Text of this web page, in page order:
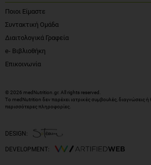
Ποιοι Είμαστε
Συντακτική Ομάδα
Διαιτολογικά Γραφεία
e- Βιβλιοθήκη
Επικοινωνία
© 2026 medNutrition.gr. All rights reserved.
Το medNutrition δεν παρέχει ιατρικές συμβουλές, διαγνώσεις ή
περισσότερες πληροφορίες
DESIGN:
DEVELOPMENT: